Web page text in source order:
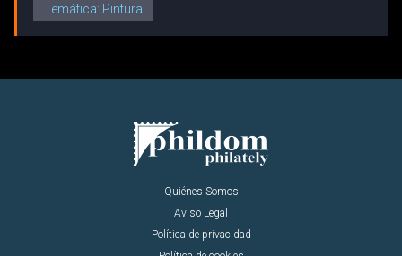
Temática: Pintura
Quiénes Somos
Aviso Legal
Política de privacidad